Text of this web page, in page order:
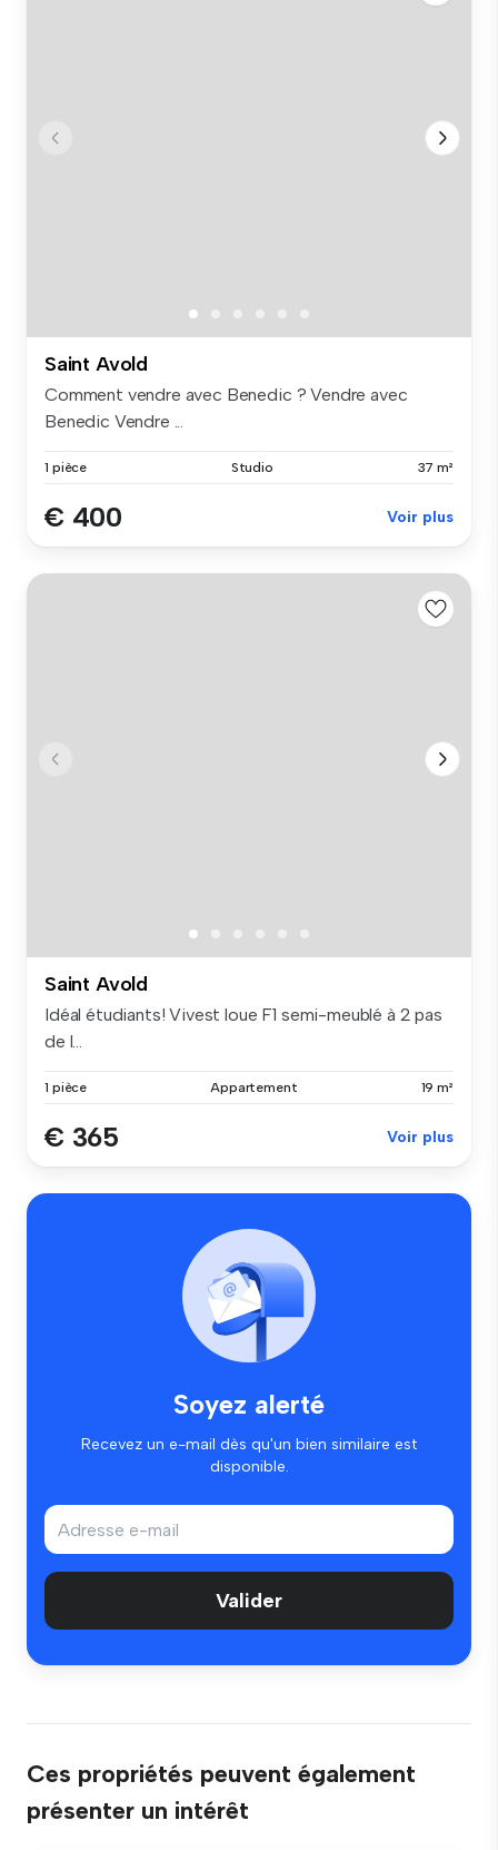
Saint Avold
Comment vendre avec Benedic ? Vendre avec
Benedic Vendre ...
1 pièce Studio 37 m²
€ 400 Voir plus
Saint Avold
Idéal étudiants! Vivest loue F1 semi-meublé à 2 pas
de l...
1 pièce Appartement 19 m²
€ 365 Voir plus
Soyez alerté
Recevez un e-mail dès qu'un bien similaire est
disponible.
Valider
Ces propriétés peuvent également
présenter un intérêt